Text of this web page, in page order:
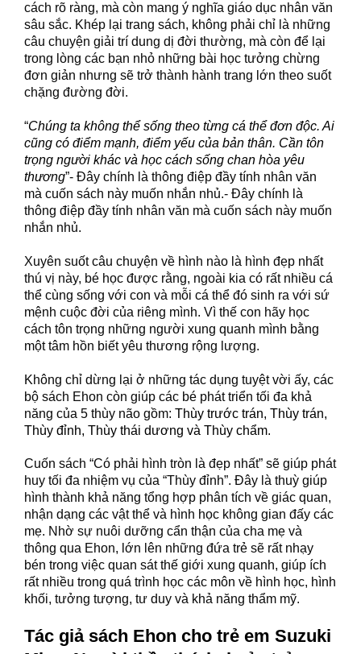
cách rõ ràng, mà còn mang ý nghĩa giáo dục nhân văn
sâu sắc. Khép lại trang sách, không phải chỉ là những
câu chuyện giải trí dung dị đời thường, mà còn để lại
trong lòng các bạn nhỏ những bài học tưởng chừng
đơn giản nhưng sẽ trở thành hành trang lớn theo suốt
chặng đường đời.
“Chúng ta không thể sống theo từng cá thể đơn độc. Ai
cũng có điểm mạnh, điểm yếu của bản thân. Cần tôn
trọng người khác và học cách sống chan hòa yêu
thương”- Đây chính là thông điệp đầy tính nhân văn
mà cuốn sách này muốn nhắn nhủ.- Đây chính là
thông điệp đầy tính nhân văn mà cuốn sách này muốn
nhắn nhủ.
Xuyên suốt câu chuyện về hình nào là hình đẹp nhất
thú vị này, bé học được rằng, ngoài kia có rất nhiều cá
thể cùng sống với con và mỗi cá thể đó sinh ra với sứ
mệnh cuộc đời của riêng mình. Vì thế con hãy học
cách tôn trọng những người xung quanh mình bằng
một tâm hồn biết yêu thương rộng lượng.
Không chỉ dừng lại ở những tác dụng tuyệt vời ấy, các
bộ sách Ehon còn giúp các bé phát triển tối đa khả
năng của 5 thùy não gồm: Thùy trước trán, Thùy trán,
Thùy đỉnh, Thùy thái dương và Thùy chẩm.
Cuốn sách “Có phải hình tròn là đẹp nhất” sẽ giúp phát
huy tối đa nhiệm vụ của “Thùy đỉnh”. Đây là thuỳ giúp
hình thành khả năng tổng hợp phân tích về giác quan,
nhận dạng các vật thể và hình học không gian đấy các
mẹ. Nhờ sự nuôi dưỡng cẩn thận của cha mẹ và
thông qua Ehon, lớn lên những đứa trẻ sẽ rất nhạy
bén trong việc quan sát thế giới xung quanh, giúp ích
rất nhiều trong quá trình học các môn về hình học, hình
khối, tưởng tượng, tư duy và khả năng thẩm mỹ.
Tác giả sách Ehon cho trẻ em Suzuki